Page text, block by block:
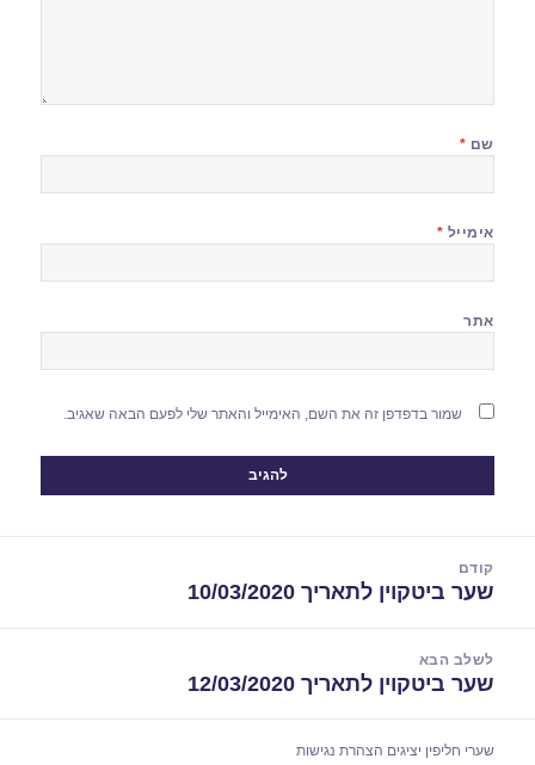
שם *
אימייל *
אתר
שמור בדפדפן זה את השם, האימייל והאתר שלי לפעם הבאה שאגיב.
קודם
הפוסט
שער ביטקוין לתאריך 10/03/2020
לשלב הבא
הפוסט
שער ביטקוין לתאריך 12/03/2020
שערי חליפין יציגים הצהרת נגישות